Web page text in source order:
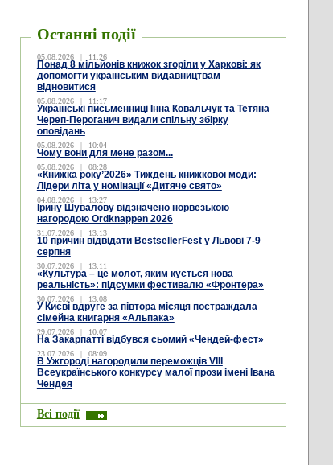
Останні події
05.08.2026 | 11:26
Понад 8 мільйонів книжок згоріли у Харкові: як
допомогти українським видавництвам
відновитися
05.08.2026 | 11:17
Українські письменниці Інна Ковальчук та Тетяна
Череп-Пероганич видали спільну збірку
оповідань
05.08.2026 | 10:04
Чому вони для мене разом...
05.08.2026 | 08:28
«Книжка року’2026» Тиждень книжкової моди:
Лідери літа у номінації «Дитяче свято»
04.08.2026 | 13:27
Ірину Шувалову відзначено норвезькою
нагородою Ordknappen 2026
31.07.2026 | 13:13
10 причин відвідати BestsellerFest у Львові 7-9
серпня
30.07.2026 | 13:11
«Культура – це молот, яким кується нова
реальність»: підсумки фестивалю «Фронтера»
30.07.2026 | 13:08
У Києві вдруге за півтора місяця постраждала
сімейна книгарня «Альпака»
29.07.2026 | 10:07
На Закарпатті відбувся сьомий «Чендей-фест»
23.07.2026 | 08:09
В Ужгороді нагородили переможців VIII
Всеукраїнського конкурсу малої прози імені Івана
Чендея
Всі події